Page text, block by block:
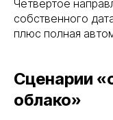
Четвертое
собственного
плюс полная
Сценарии
облако»